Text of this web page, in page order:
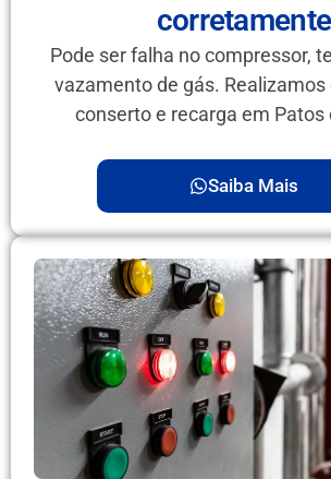
corretamente
Pode ser falha no compressor,
vazamento de gás. Realizamos
conserto e recarga em Patos
Saiba Mais